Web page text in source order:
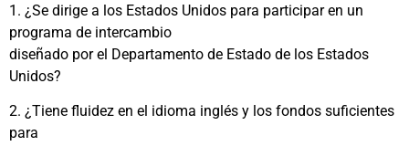
1. ¿Se dirige a los Estados Unidos para participar en un
programa de intercambio
diseñado por el Departamento de Estado de los Estados
Unidos?
2. ¿Tiene fluidez en el idioma inglés y los fondos suficientes
para